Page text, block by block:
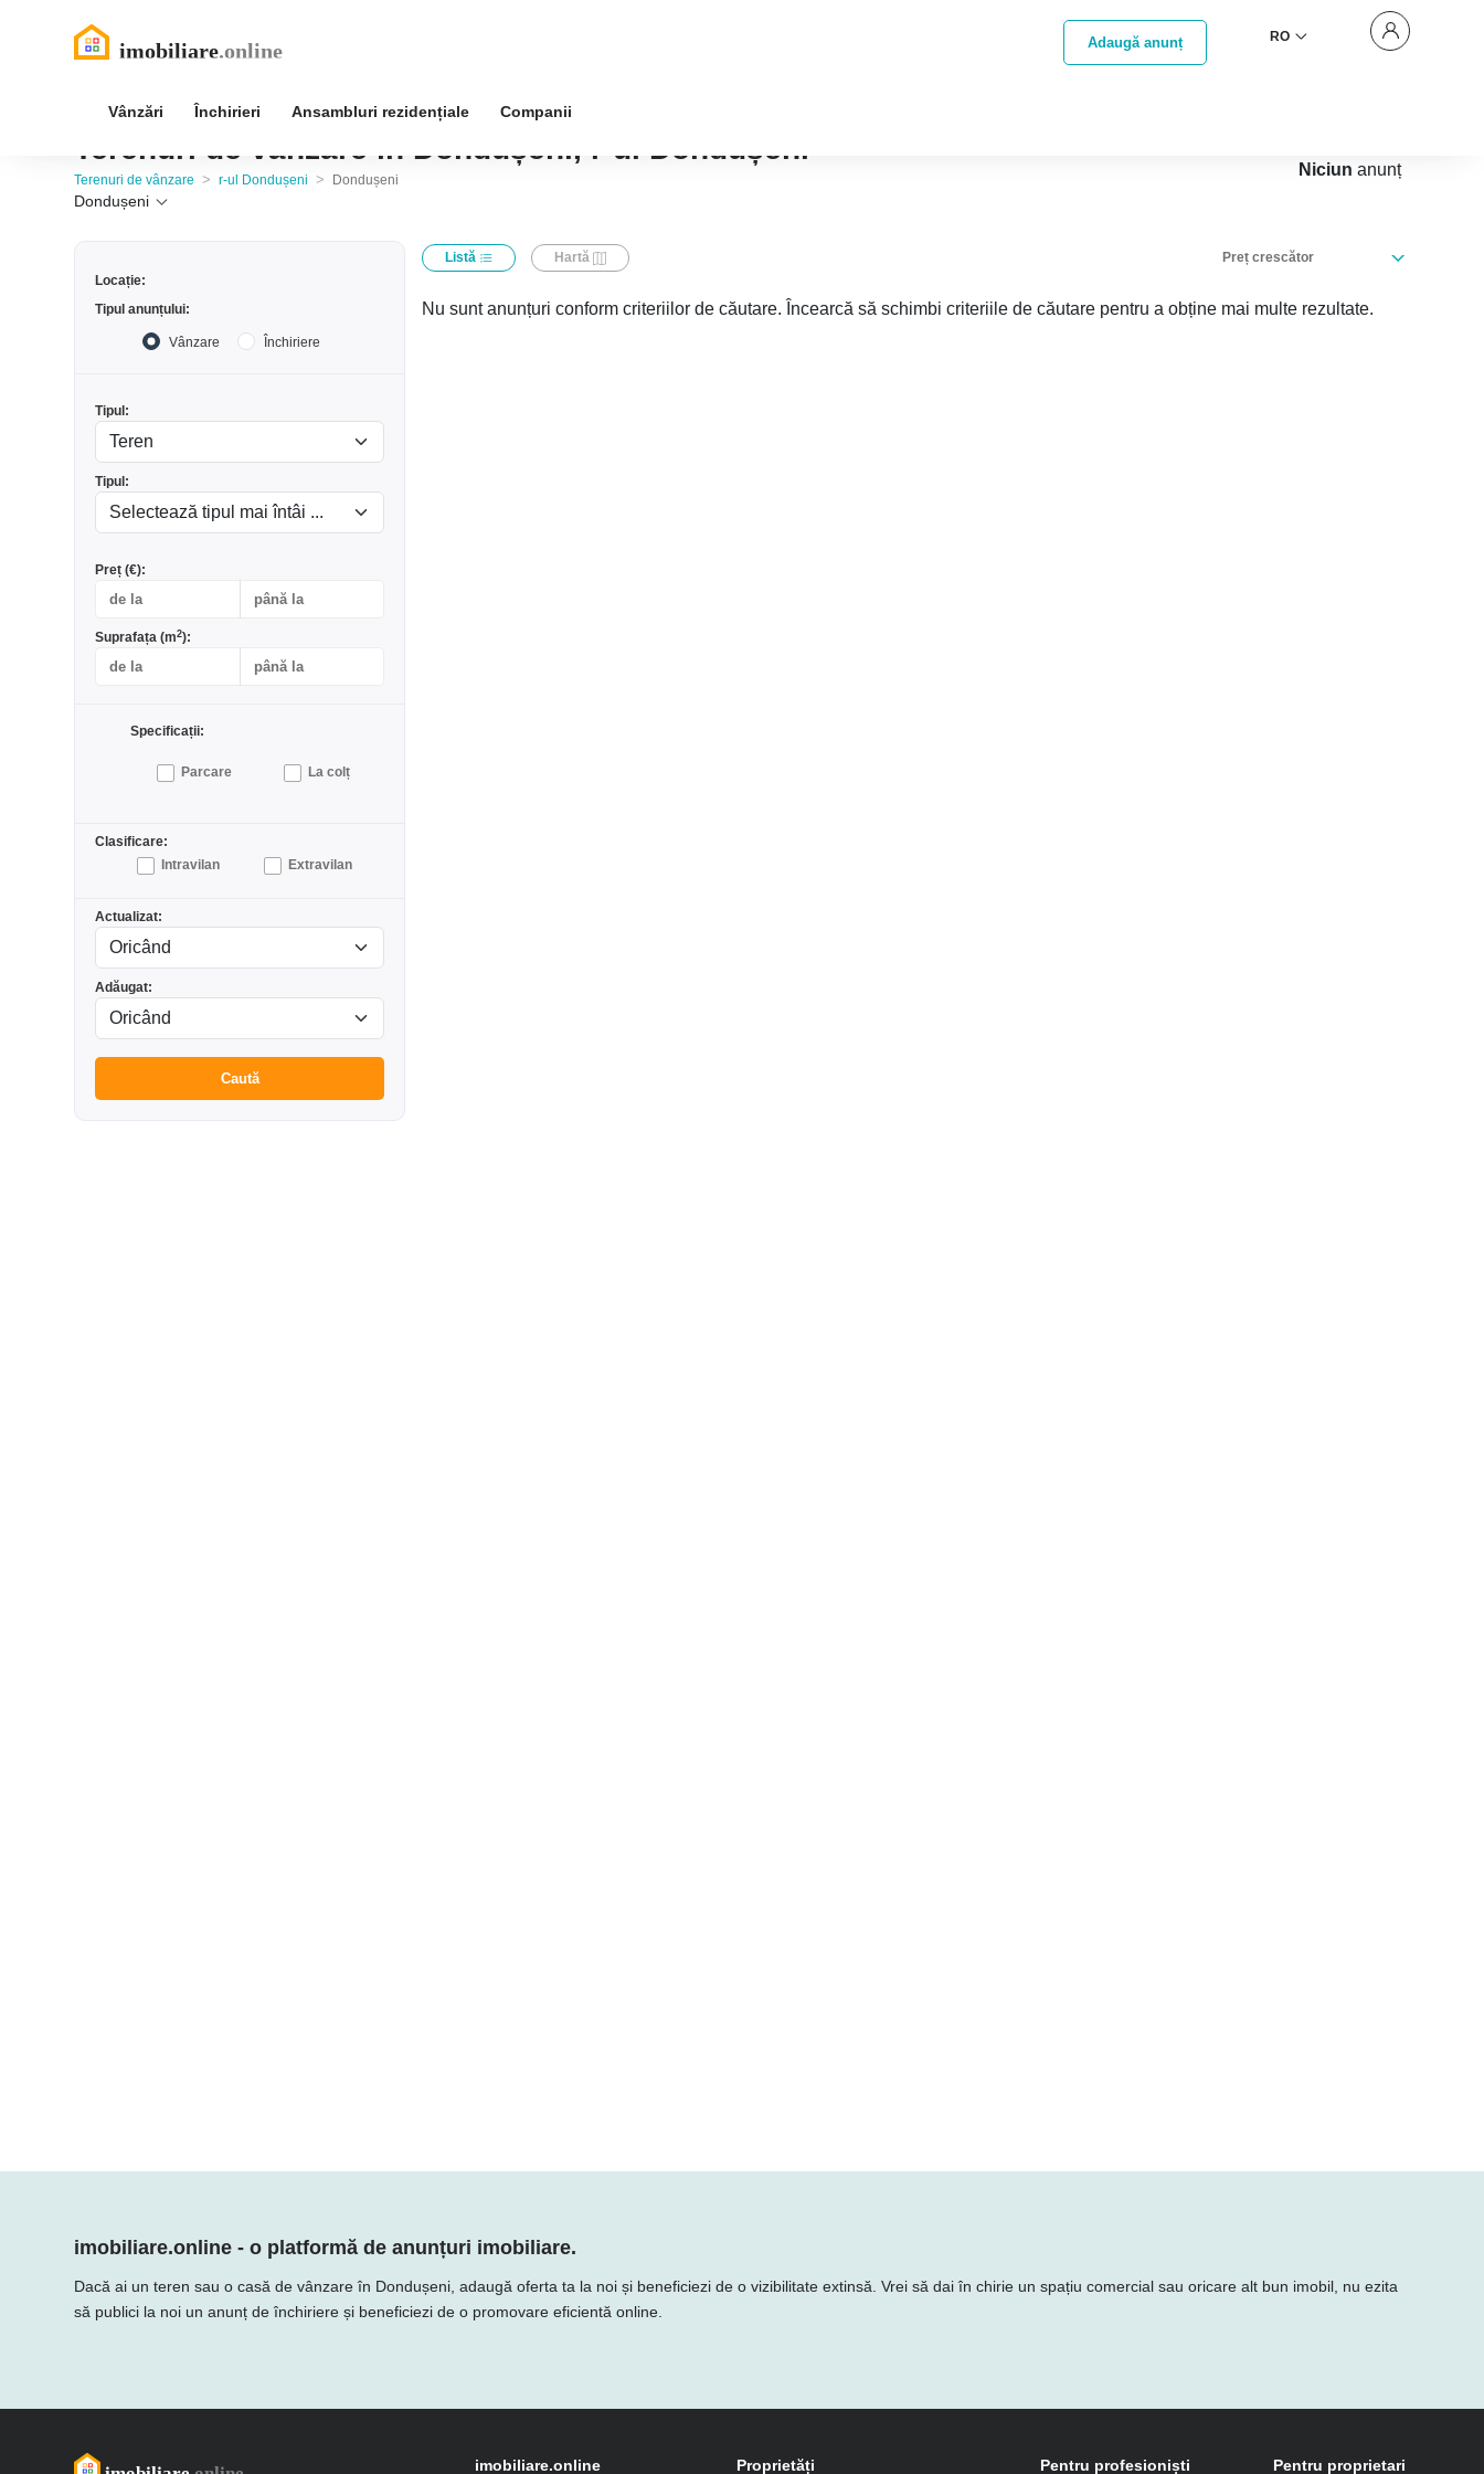
Adaugă anunț RO
Vânzări Închirieri Ansambluri rezidențiale Companii
Terenuri de vânzare în Dondușeni, r-ul Dondușeni
Terenuri de vânzare > r-ul Dondușeni > Dondușeni
Dondușeni
Niciun anunț
Locație:
Tipul anunțului:
Vânzare Închiriere
Tipul:
Tipul:
Preț (€):
Suprafața (m2):
Specificații:
Parcare La colț
Clasificare:
Intravilan
Extravilan
Actualizat:
Adăugat:
Caută
Listă Hartă Preț crescător
Nu sunt anunțuri conform criteriilor de căutare. Încearcă să schimbi criteriile de căutare pentru a obține mai multe rezultate.
imobiliare.online - o platformă de anunțuri imobiliare.
Dacă ai un teren sau o casă de vânzare în Dondușeni, adaugă oferta ta la noi și beneficiezi de o vizibilitate extinsă. Vrei să dai în chirie un spațiu comercial sau oricare alt bun imobil, nu ezita
să publici la noi un anunț de închiriere și beneficiezi de o promovare eficientă online.
imobiliare.online Proprietăți Pentru profesioniști Pentru proprietari